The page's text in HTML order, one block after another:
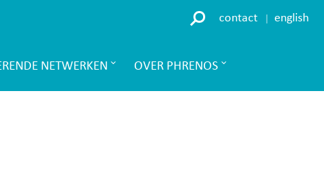
contact english
NETWERKEN OVER PHRENOS